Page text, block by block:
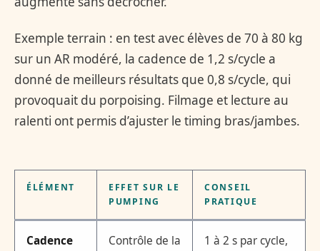
Exemple terrain : en test avec élèves de 70 à 80 kg
sur un AR modéré, la cadence de 1,2 s/cycle a
donné de meilleurs résultats que 0,8 s/cycle, qui
provoquait du porpoising. Filmage et lecture au
ralenti ont permis d’ajuster le timing bras/jambes.
ÉLÉMENT
EFFET SUR LE
PUMPING
CONSEIL
PRATIQUE
Cadence
Contrôle de la
1 à 2 s par cycle,